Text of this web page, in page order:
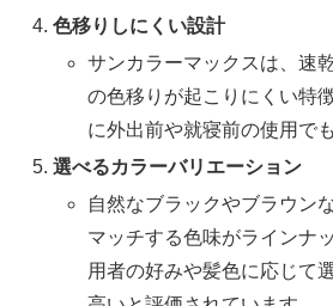
色移りしにくい設計
サンカラーマックスは、速
の色移りが起こりにくい特
に外出前や就寝前の使用で
選べるカラーバリエーション
自然なブラックやブラウン
マッチする色味がラインナ
用者の好みや髪色に応じて